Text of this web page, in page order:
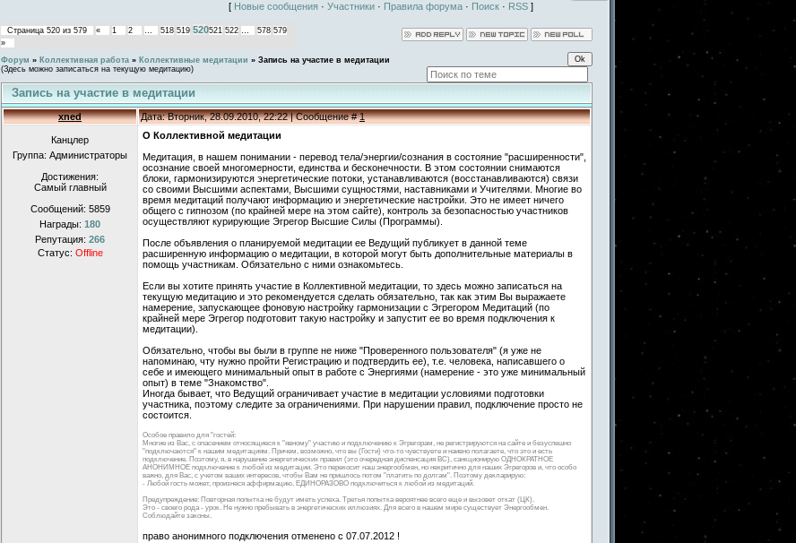
[ Новые сообщения · Участники · Правила форума · Поиск · RSS ]
Страница 520 из 579 « 1 2 … 518 519 520521 522 … 578 579
»
Форум » Коллективная работа » Коллективные медитации » Запись на участие в медитации
(Здесь можно записаться на текущую медитацию)
Запись на участие в медитации
xned Дата: Вторник, 28.09.2010, 22:22 | Сообщение #1
Канцлер
Группа: Администраторы
Достижения:
Самый главный
Сообщений: 5859
Награды: 180
Репутация: 266
Статус: Offline
О Коллективной медитации
Медитация, в нашем понимании - перевод тела/энергии/сознания в состояние "расширенности",
осознание своей многомерности, единства и бесконечности. В этом состоянии снимаются
блоки, гармонизируются энергетические потоки, устанавливаются (восстанавливаются) связи
со своими Высшими аспектами, Высшими сущностями, наставниками и Учителями. Многие во
время медитаций получают информацию и энергетические настройки. Это не имеет ничего
общего с гипнозом (по крайней мере на этом сайте), контроль за безопасностью участников
осуществляют курирующие Эгрегор Высшие Силы (Программы).
После объявления о планируемой медитации ее Ведущий публикует в данной теме
расширенную информацию о медитации, в которой могут быть дополнительные материалы в
помощь участникам. Обязательно с ними ознакомьтесь.
Если вы хотите принять участие в Коллективной медитации, то здесь можно записаться на
текущую медитацию и это рекомендуется сделать обязательно, так как этим Вы выражаете
намерение, запускающее фоновую настройку гармонизации с Эгрегором Медитаций (по
крайней мере Эгрегор подготовит такую настройку и запустит ее во время подключения к
медитации).
Обязательно, чтобы вы были в группе не ниже "Проверенного пользователя" (я уже не
напоминаю, чту нужно пройти Регистрацию и подтвердить ее), т.е. человека, написавшего о
себе и имеющего минимальный опыт в работе с Энергиями (намерение - это уже минимальный
опыт) в теме "Знакомство".
Иногда бывает, что Ведущий ограничивает участие в медитации условиями подготовки
участника, поэтому следите за ограничениями. При нарушении правил, подключение просто не
состоится.
Особое правило для "гостей:
Многие из Вас, с опасением относящиеся к "явному" участию и подключению к Эгрегорам, не регистрируются на сайте и безуспешно
"подключаются" к нашим медитациям. Причем, возможно, что вы (Гости) что-то чувствуете и наивно полагаете, что это и есть
подключение. Поэтому, я, в нарушение энергетических правил (это очередная диспенсация ВС), санкционирую ОДНОКРАТНОЕ
АНОНИМНОЕ подключение к любой из медитации. Это перекосит наш энергообмен, но некритично для наших Эгрегоров и, что особо
важно, для Вас, с учетом ваших интересов, чтобы Вам не пришлось потом "платить по долгам". Поэтому декларирую:
- Любой гость может, произнеся аффирмацию, ЕДИНОРАЗОВО подключиться к любой из медитаций.
Предупреждение: Повторная попытка не будут иметь успеха. Третья попытка вероятнее всего еще и вызовет откат (ЦК).
Это - своего рода - урок. Не нужно пребывать в энергетических иллюзиях. Для всего в нашем мире существует Энергообмен.
Соблюдайте законы.
право анонимного подключения отменено с 07.07.2012 !